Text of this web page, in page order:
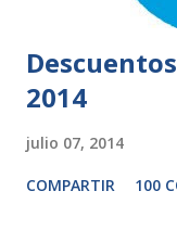
2014
julio 07, 2014
COMPARTIR 100